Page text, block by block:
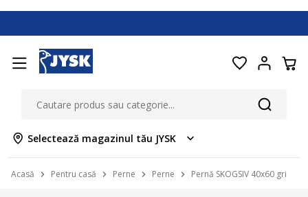
Selectează magazinul tău JYSK
Acasă Pentru casă Perne Perne Pernă SKOGSIV 40x60 gri